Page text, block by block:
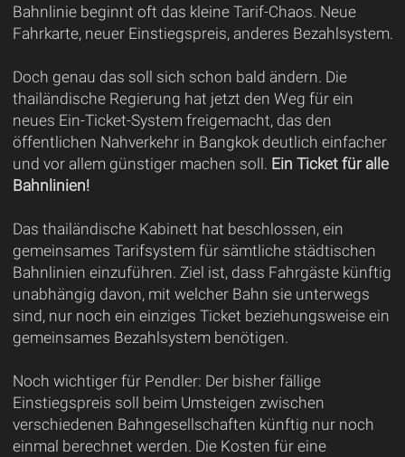
Bahnlinie beginnt oft das kleine Tarif-Chaos. Neue
Fahrkarte, neuer Einstiegspreis, anderes Bezahlsystem.
Doch genau das soll sich schon bald ändern. Die
thailändische Regierung hat jetzt den Weg für ein
neues Ein-Ticket-System freigemacht, das den
öffentlichen Nahverkehr in Bangkok deutlich einfacher
und vor allem günstiger machen soll. Ein Ticket für alle
Bahnlinien!
Das thailändische Kabinett hat beschlossen, ein
gemeinsames Tarifsystem für sämtliche städtischen
Bahnlinien einzuführen. Ziel ist, dass Fahrgäste künftig
unabhängig davon, mit welcher Bahn sie unterwegs
sind, nur noch ein einziges Ticket beziehungsweise ein
gemeinsames Bezahlsystem benötigen.
Noch wichtiger für Pendler: Der bisher fällige
Einstiegspreis soll beim Umsteigen zwischen
verschiedenen Bahngesellschaften künftig nur noch
einmal berechnet werden. Die Kosten für eine